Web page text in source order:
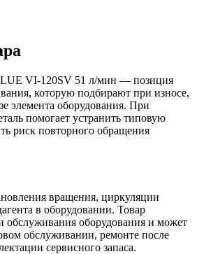
VI-120SV 51 л/мин — позиция
которую подбирают при износе,
элемента оборудования. При
помогает устранить типовую
риск повторного обращения
вращения, циркуляции
в оборудовании. Товар
обслуживания оборудования и может
обслуживании, ремонте после
сервисного запаса.